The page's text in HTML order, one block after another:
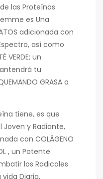
las Proteínas
es Una
adicionada con
así como
VERDE; un
tu
GRASA a
tiene, es que
y Radiante,
con COLÁGENO
, un Potente
los Radicales
Diaria.